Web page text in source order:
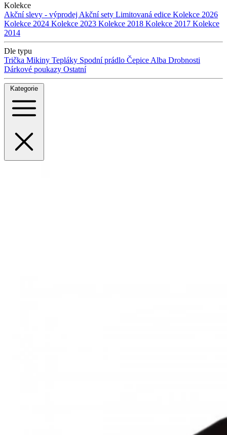
Kolekce
Akční slevy - výprodej Akční sety Limitovaná edice Kolekce 2026
Kolekce 2024 Kolekce 2023 Kolekce 2018 Kolekce 2017 Kolekce
2014
Dle typu
Trička Mikiny Tepláky Spodní prádlo Čepice Alba Drobnosti
Dárkové poukazy Ostatní
Kategorie